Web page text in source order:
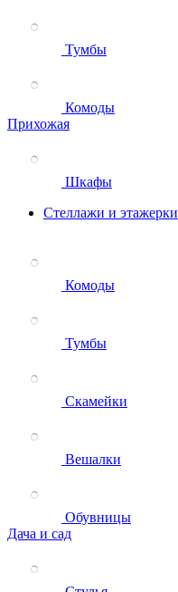
Тумбы
Комоды
Прихожая
Шкафы
Стеллажи и этажерки
Комоды
Тумбы
Скамейки
Вешалки
Обувницы
Дача и сад